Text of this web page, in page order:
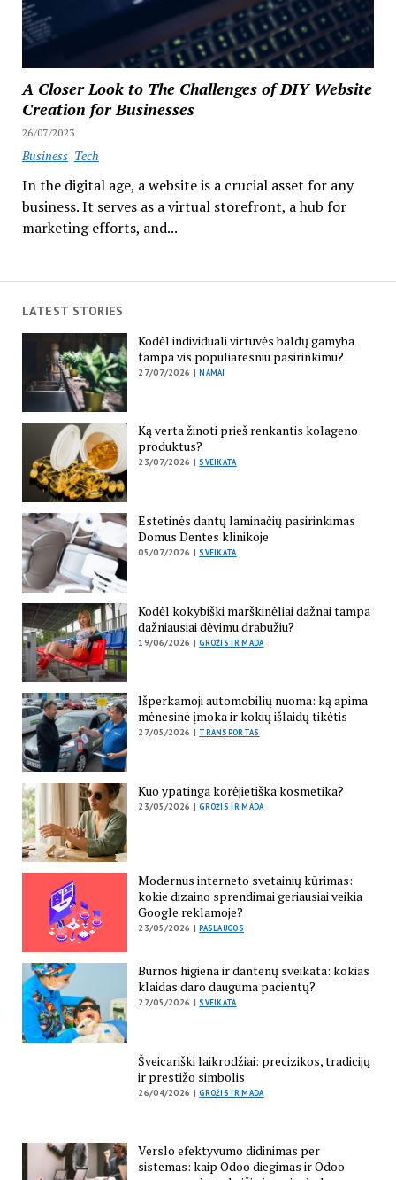
A Closer Look to The Challenges of DIY Website
Creation for Businesses
26/07/2023
Business Tech
In the digital age, a website is a crucial asset for any
business. It serves as a virtual storefront, a hub for
marketing efforts, and...
LATEST STORIES
Kodėl individuali virtuvės baldų gamyba
tampa vis populiaresniu pasirinkimu?
27/07/2026 |NAMAI
Ką verta žinoti prieš renkantis kolageno
produktus?
23/07/2026 |SVEIKATA
Estetinės dantų laminačių pasirinkimas
Domus Dentes klinikoje
05/07/2026 |SVEIKATA
Kodėl kokybiški marškinėliai dažnai tampa
dažniausiai dėvimu drabužiu?
19/06/2026 |GROŽIS IR MADA
Išperkamoji automobilių nuoma: ką apima
mėnesinė įmoka ir kokių išlaidų tikėtis
27/05/2026 | TRANSPORTAS
Kuo ypatinga korėjietiška kosmetika?
23/05/2026 |GROŽIS IR MADA
Modernus interneto svetainių kūrimas:
kokie dizaino sprendimai geriausiai veikia
Google reklamoje?
23/05/2026 |PASLAUGOS
Burnos higiena ir dantenų sveikata: kokias
klaidas daro dauguma pacientų?
22/05/2026 |SVEIKATA
Šveicariški laikrodžiai: precizikos, tradicijų
ir prestižo simbolis
26/04/2026 |GROŽIS IR MADA
Verslo efektyvumo didinimas per
sistemas: kaip Odoo diegimas ir Odoo